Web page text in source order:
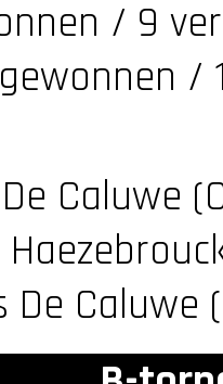
/ 9
/
Caluwe
De Caluwe